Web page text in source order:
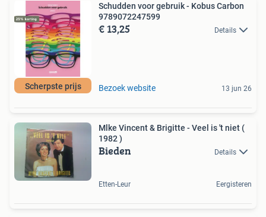
Scherpste prijs
Schudden voor gebruik - Kobus Carbon
9789072247599
€ 13,25 Details
Bezoek website 13 jun 26
Mlke Vincent & Brigitte - Veel is 't niet (
1982 )
Bieden Details
Etten-Leur Eergisteren